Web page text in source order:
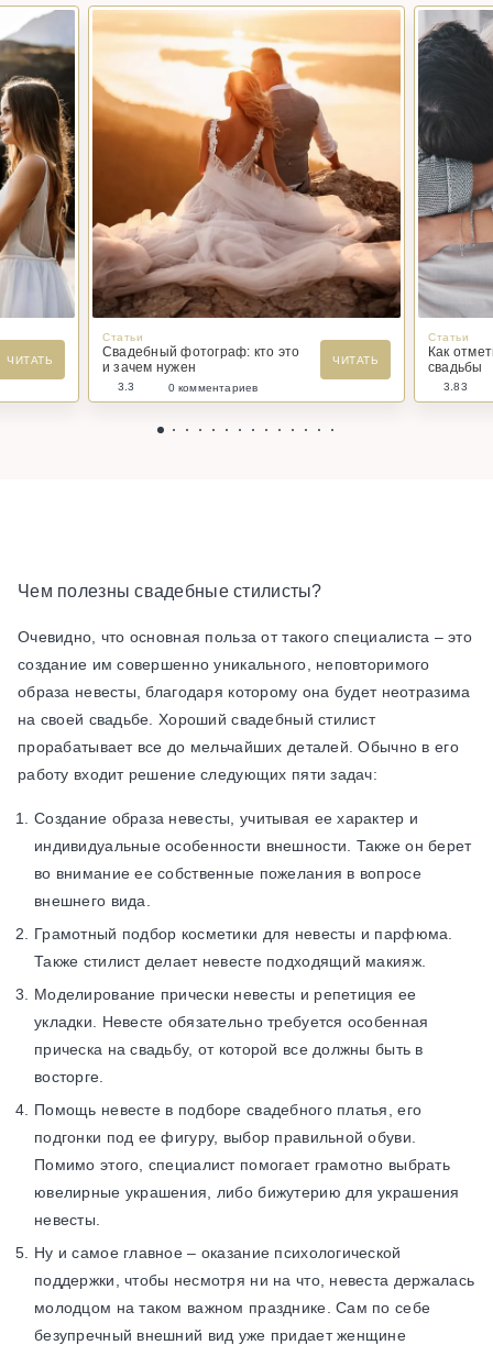
ЧИТАТЬ
Статьи
Свадебный фотограф: кто это
и зачем нужен
ЧИТАТЬ
3.3 0 комментариев
Статьи
Как
свадьбы
3.83
Чем полезны свадебные стилисты?
Очевидно, что основная польза от такого специалиста – это
создание им совершенно уникального, неповторимого
образа невесты, благодаря которому она будет неотразима
на своей свадьбе. Хороший свадебный стилист
прорабатывает все до мельчайших деталей. Обычно в его
работу входит решение следующих пяти задач:
Создание образа невесты, учитывая ее характер и
индивидуальные особенности внешности. Также он берет
во внимание ее собственные пожелания в вопросе
внешнего вида.
Грамотный подбор косметики для невесты и парфюма.
Также стилист делает невесте подходящий макияж.
Моделирование прически невесты и репетиция ее
укладки. Невесте обязательно требуется особенная
прическа на свадьбу, от которой все должны быть в
восторге.
Помощь невесте в подборе свадебного платья, его
подгонки под ее фигуру, выбор правильной обуви.
Помимо этого, специалист помогает грамотно выбрать
ювелирные украшения, либо бижутерию для украшения
невесты.
Ну и самое главное – оказание психологической
поддержки, чтобы несмотря ни на что, невеста держалась
молодцом на таком важном празднике. Сам по себе
безупречный внешний вид уже придает женщине